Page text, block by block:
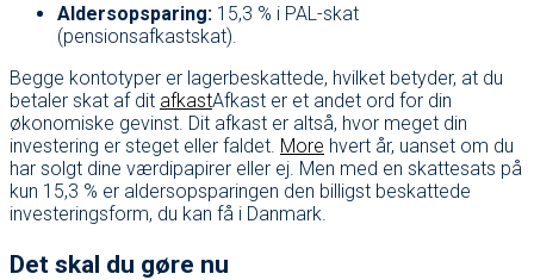
Aldersopsparing: 15,3 % i PAL-skat
(pensionsafkastskat).
Begge kontotyper er lagerbeskattede, hvilket betyder, at du
betaler skat af dit afkastAfkast er et andet ord for din
økonomiske gevinst. Dit afkast er altså, hvor meget din
investering er steget eller faldet. More hvert år, uanset om du
har solgt dine værdipapirer eller ej. Men med en skattesats på
kun 15,3 % er aldersopsparingen den billigst beskattede
investeringsform, du kan få i Danmark.
Det skal du gøre nu